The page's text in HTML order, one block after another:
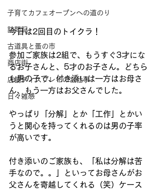
子育てカフェオープンへの道のり
訪問記
古道具と蚤の市
商店街
店舗ディスプレイのお仕事
日々雑感
今日は2回目のトイクラ！
参加ご家族は2組で、もうすぐ3才にな
るお子さんと、5才のお子さん。どちら
も男の子で、付き添いは一方はお母さ
ん、もう一方はお父さんでした。
やっぱり「分解」とか「工作」とかい
うと関心を持ってくれるのは男の子率
が高いです。
付き添いのご家族も、「私は分解は苦
手なので。。」といってお母さんがお
父さんを寄越してくれる（笑）ケース